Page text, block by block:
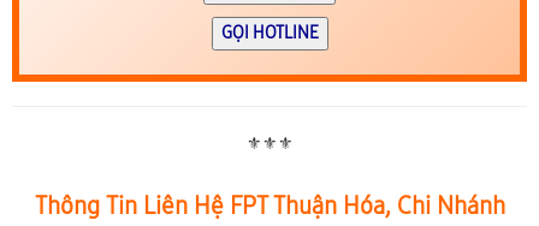
GỌI HOTLINE
⚜️⚜️⚜️
Thông Tin Liên Hệ FPT Thuận Hóa, Chi Nhánh